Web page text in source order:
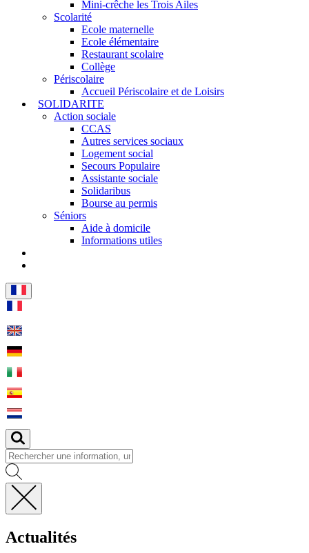
Mini-crêche les Trois Ailes
Scolarité
Ecole maternelle
Ecole élémentaire
Restaurant scolaire
Collège
Périscolaire
Accueil Périscolaire et de Loisirs
SOLIDARITE
Action sociale
CCAS
Autres services sociaux
Logement social
Secours Populaire
Assistante sociale
Solidaribus
Bourse au permis
Séniors
Aide à domicile
Informations utiles
Fermer
recherche
Actualités